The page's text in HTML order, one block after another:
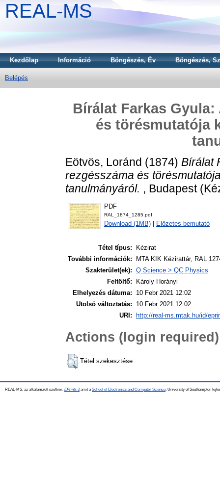
REAL-MS
Kezdőlap Információ Böngészés, Év Böngészés,
Belépés
Bírálat Farkas
és törésmutatója
Eötvös, Loránd (1874) Bírálat
rezgésszáma és
tanulmányáról. , Budapest
PDF
RAL_1874_1285.pdf
Download (1MB) Előzetes bemutató
Tétel típus:
Kézirat
További információk:
MTA KIK Kézirattár, RAL
Szakterület(ek): Q Science > QC Physics
Feltöltő:
Károly Horányi
Elhelyezés dátuma:
10 Febr 2021 12:02
Utolsó változtatás:
10 Febr 2021 12:02
URI:
http://real-ms.mtak.hu/id/
Actions (login required)
Tétel szekesztése
REAL-MS, az alkalamzott szoftver: EPrints 3amit a School of Electronics and Computer Science , University of Southampton